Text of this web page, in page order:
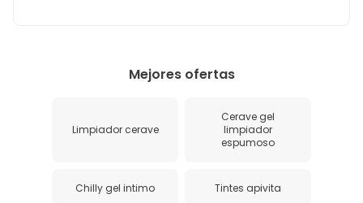
Mejores ofertas
Limpiador cerave
Cerave gel
limpiador
espumoso
Chilly gel intimo Tintes apivita